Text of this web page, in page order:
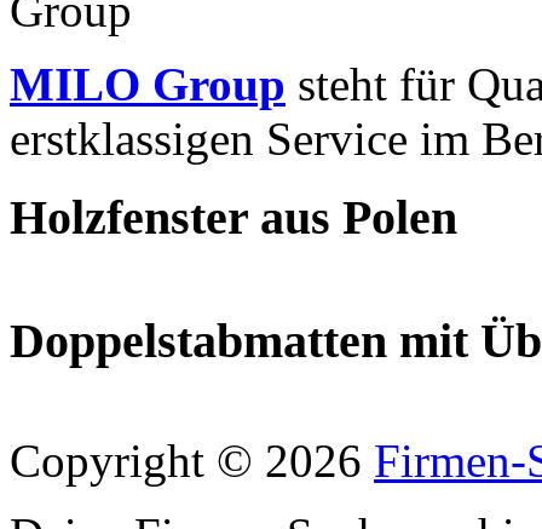
MILO Group steht für
erstklassigen Service im
Holzfenster aus Polen
Doppelstabmatten mit
Copyright © 2026 Firmen-